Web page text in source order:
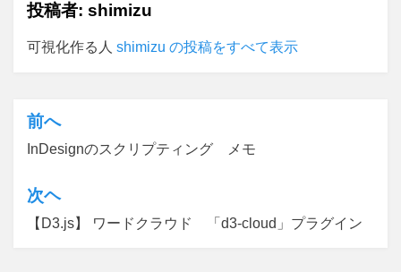
投稿者: shimizu
可視化作る人 shimizu の投稿をすべて表示
投
稿
ナ
ビ
前へ
InDesignのスクリプティング メモ
次ヘ
【D3.js】 ワードクラウド 「d3-cloud」プラグイン